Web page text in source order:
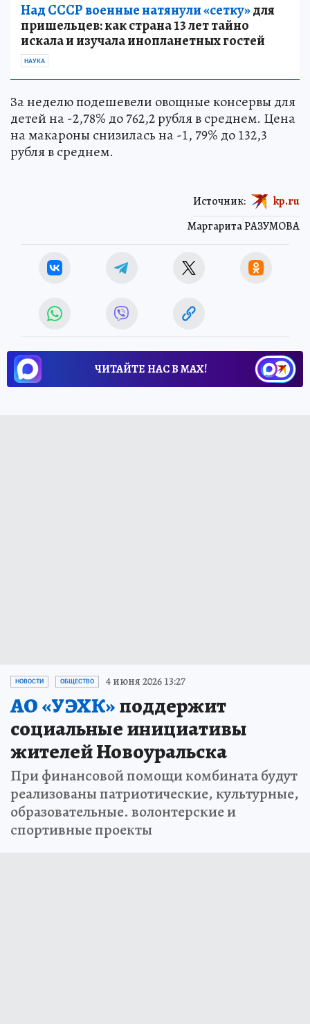
Над СССР военные натянули «сетку»для
пришельцев: как страна 13 лет тайно
искала и изучала инопланетных гостей
НАУКА
За неделю подешевели овощные консервы для
детей на -2,78% до 762,2 рубля в среднем. Цена
на макароны снизилась на -1, 79% до 132,3
рубля в среднем.
Маргарита РАЗУМОВА
Источник: kp.ru
ЧИТАЙТЕ НАС В МАХ!
НОВОСТИ ОБЩЕСТВО 4 июня 2026 13:27
АО «УЭХК»поддержит
социальные инициативы
жителей Новоуральска
При финансовой помощи комбината будут
реализованы патриотические, культурные,
образовательные. волонтерские и
спортивные проекты